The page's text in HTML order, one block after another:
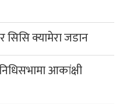
सिसि क्यामेरा जडान
आकांक्षी